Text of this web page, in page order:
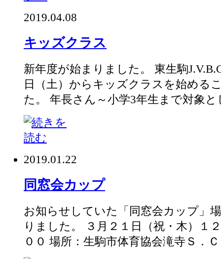
2019.04.08
キッズクラス
新年度が始まりました。 東生駒
日（土）からキッズクラスを始める
た。 年長さん～小学3年生まで対象と
2019.01.22
同窓会カップ
お知らせしていた「同窓会カップ」
りました。 ３月２１日（祝・木）１
００ 場所：生駒市体育協会滝寺Ｓ．